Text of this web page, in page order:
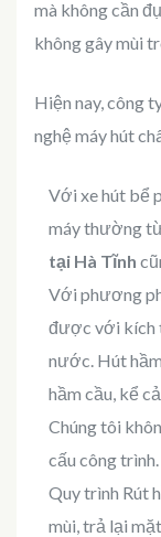
mà không cần
không gây mùi
Hiện nay, công
nghệ máy hút
Với xe hút bể
máy thường
tại Hà Tĩnh
Với phương
được với kích
nước. Hút
hầm cầu, kể
Chúng tôi
cấu công trình.
Quy trình Rút
mùi, trả lại